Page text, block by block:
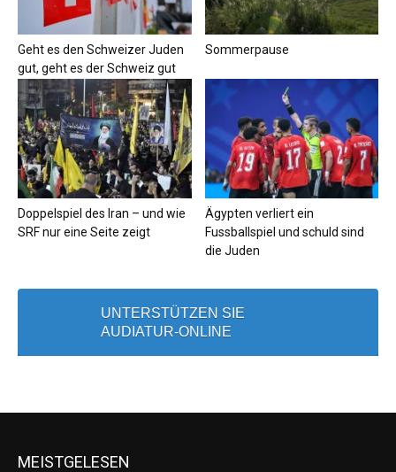
Geht es den Schweizer Juden
gut, geht es der Schweiz gut
Sommerpause
Doppelspiel des Iran – und wie
SRF nur eine Seite zeigt
Ägypten verliert ein
Fussballspiel und schuld sind
die Juden
UNTERSTÜTZEN SIE
AUDIATUR-ONLINE
MEISTGELESEN